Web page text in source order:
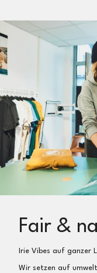
Fair &
Irie Vibes auf ganzer
Wir setzen auf